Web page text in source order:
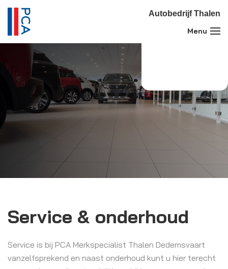
Autobedrijf Thalen
Service & onderhoud
Service is bij PCA Merkspecialist Thalen Dedemsvaart
vanzelfsprekend en naast onderhoud kunt u hier terecht